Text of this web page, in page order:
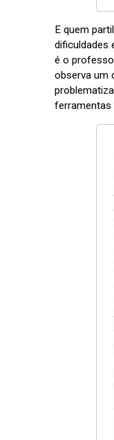
E quem
dificuldades
é o
observa um
ferramentas